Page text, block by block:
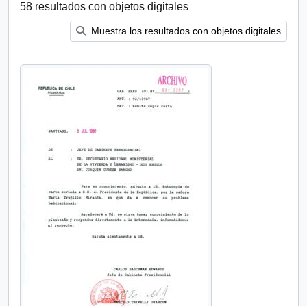
58 resultados con objetos digitales
Muestra los resultados con objetos digitales